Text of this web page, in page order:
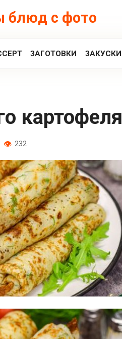
блюд с фото
ЗАГОТОВКИ ЗАКУСКИ
картофеля
232